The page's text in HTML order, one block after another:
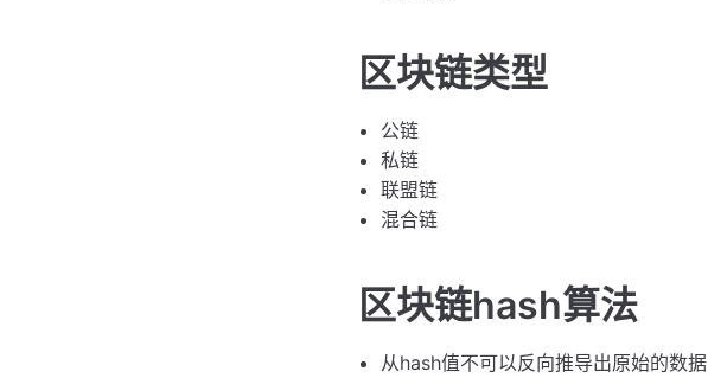
区块链类型
公链
私链
联盟链
混合链
区块链hash算法
从hash值不可以反向推导出原始的数据